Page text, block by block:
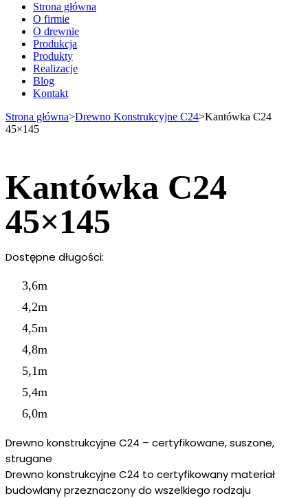
Strona główna
O firmie
O drewnie
Produkcja
Produkty
Realizacje
Blog
Kontakt
Strona główna>Drewno Konstrukcyjne C24>Kantówka C24
45×145
Kantówka C24
45×145
Dostępne długości:
3,6m
4,2m
4,5m
4,8m
5,1m
5,4m
6,0m
Drewno konstrukcyjne C24 – certyfikowane, suszone,
strugane
Drewno konstrukcyjne C24 to certyfikowany materiał
budowlany przeznaczony do wszelkiego rodzaju